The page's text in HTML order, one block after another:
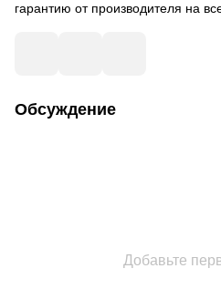
гарантию от производителя на
Обсуждение
Добавьте